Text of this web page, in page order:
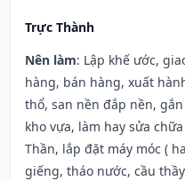
Trực Thành
Nên làm: Lập khế ước,
hàng, bán hàng, xuất
thổ, san nền đắp nền,
kho vựa, làm hay sửa
Thần, lắp đặt máy móc (
giếng, tháo nước, cầu